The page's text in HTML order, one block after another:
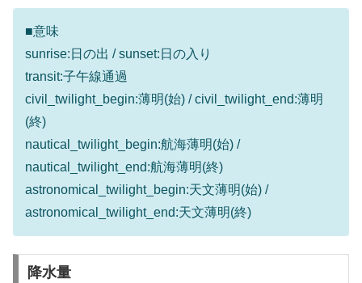
■意味
sunrise:日の出 / sunset:日の入り
transit:子午線通過
civil_twilight_begin:薄明(始) / civil_twilight_end:薄明
(終)
nautical_twilight_begin:航海薄明(始) /
nautical_twilight_end:航海薄明(終)
astronomical_twilight_begin:天文薄明(始) /
astronomical_twilight_end:天文薄明(終)
降水量